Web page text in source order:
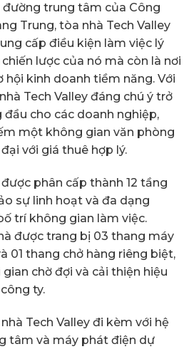
đường trung tâm của Công
Trung, tòa nhà Tech Valley
cấp điều kiện làm việc lý
lược của nó mà còn là nơi
hội kinh doanh tiềm năng. Với
Tech Valley đáng chú ý trở
đầu cho các doanh nghiệp,
một không gian văn phòng
với giá thuê hợp lý.
phân cấp thành 12 tầng
sự linh hoạt và đa dạng
trí không gian làm việc.
được trang bị 03 thang máy
01 thang chở hàng riêng biệt,
chờ đợi và cải thiện hiệu
ty.
Tech Valley đi kèm với hệ
tâm và máy phát điện dự